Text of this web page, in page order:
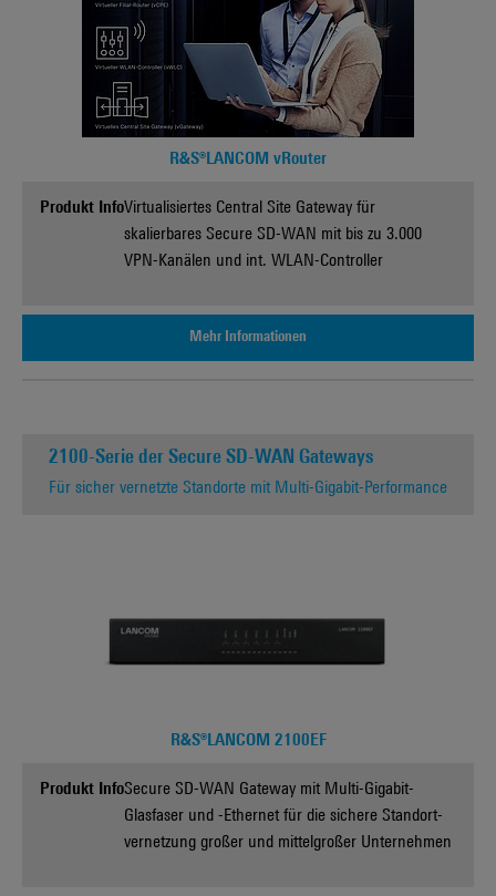
R&S®LANCOM vRouter
Produkt InfoVirtualisiertes Central Site Gateway für
skalierbares Secure SD-WAN mit bis zu 3.000
VPN-Kanälen und int. WLAN-Controller
Mehr Informationen
2100-Serie der Secure SD-WAN Gateways
Für sicher vernetzte Standorte mit Multi-Gigabit-Performance
R&S®LANCOM 2100EF
Produkt InfoSecure SD-WAN Gateway mit Multi-Gigabit-
Glasfaser und -Ethernet für die sichere Standort­
vernetzung großer und mittelgroßer Unternehmen